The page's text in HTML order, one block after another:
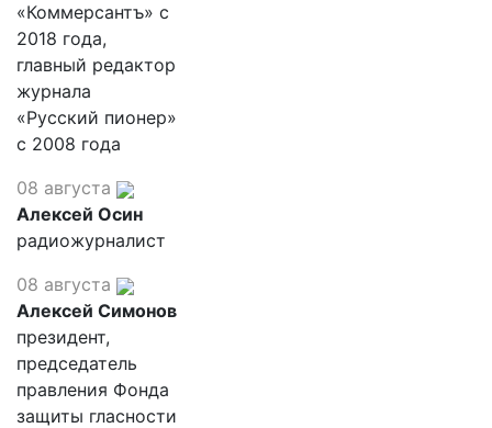
«Коммерсантъ» с
2018 года,
главный редактор
журнала
«Русский пионер»
с 2008 года
08 августа
Алексей Осин
радиожурналист
08 августа
Алексей Симонов
президент,
председатель
правления Фонда
защиты гласности